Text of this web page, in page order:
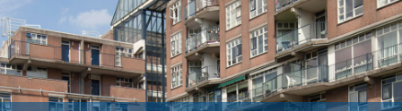
Samen met bewoners
Over ons